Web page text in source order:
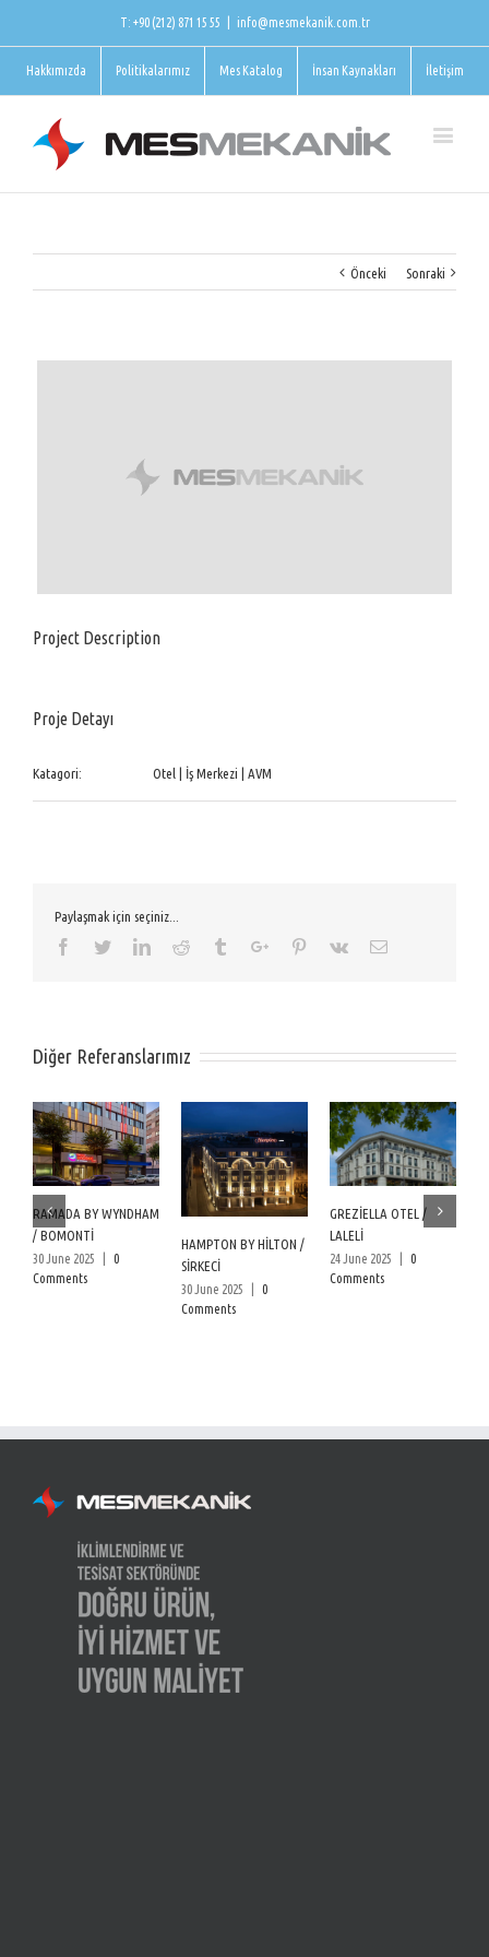
T: +90 (212) 871 15 55 info@mesmekanik.com.tr
Hakkımızda Politikalarımız Mes Katalog İnsan Kaynakları İletişim
Önceki Sonraki
Project Description
Proje Detayı
Katagori: Otel | İş Merkezi | AVM
Paylaşmak için seçiniz...
Facebook
TwitterLinkedinReddit TumblrGoogle+Pinterest
Vk Email
Diğer Referanslarımız
RAMADA BY WYNDHAM
/ BOMONTİ
30 June 2025
0
Comments
HAMPTON BY HİLTON /
SİRKECİ
30 June 2025
0
Comments
GREZİELLA OTEL /
LALELİ
24 June 2025
0
Comments